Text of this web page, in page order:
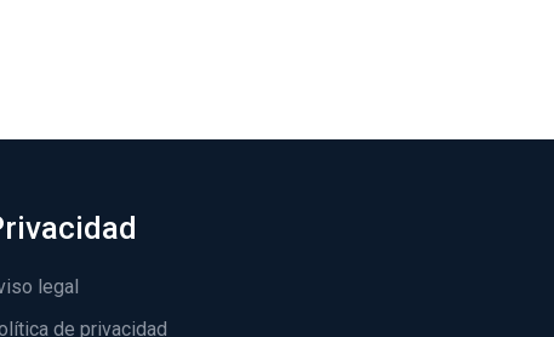
legal
de privacidad